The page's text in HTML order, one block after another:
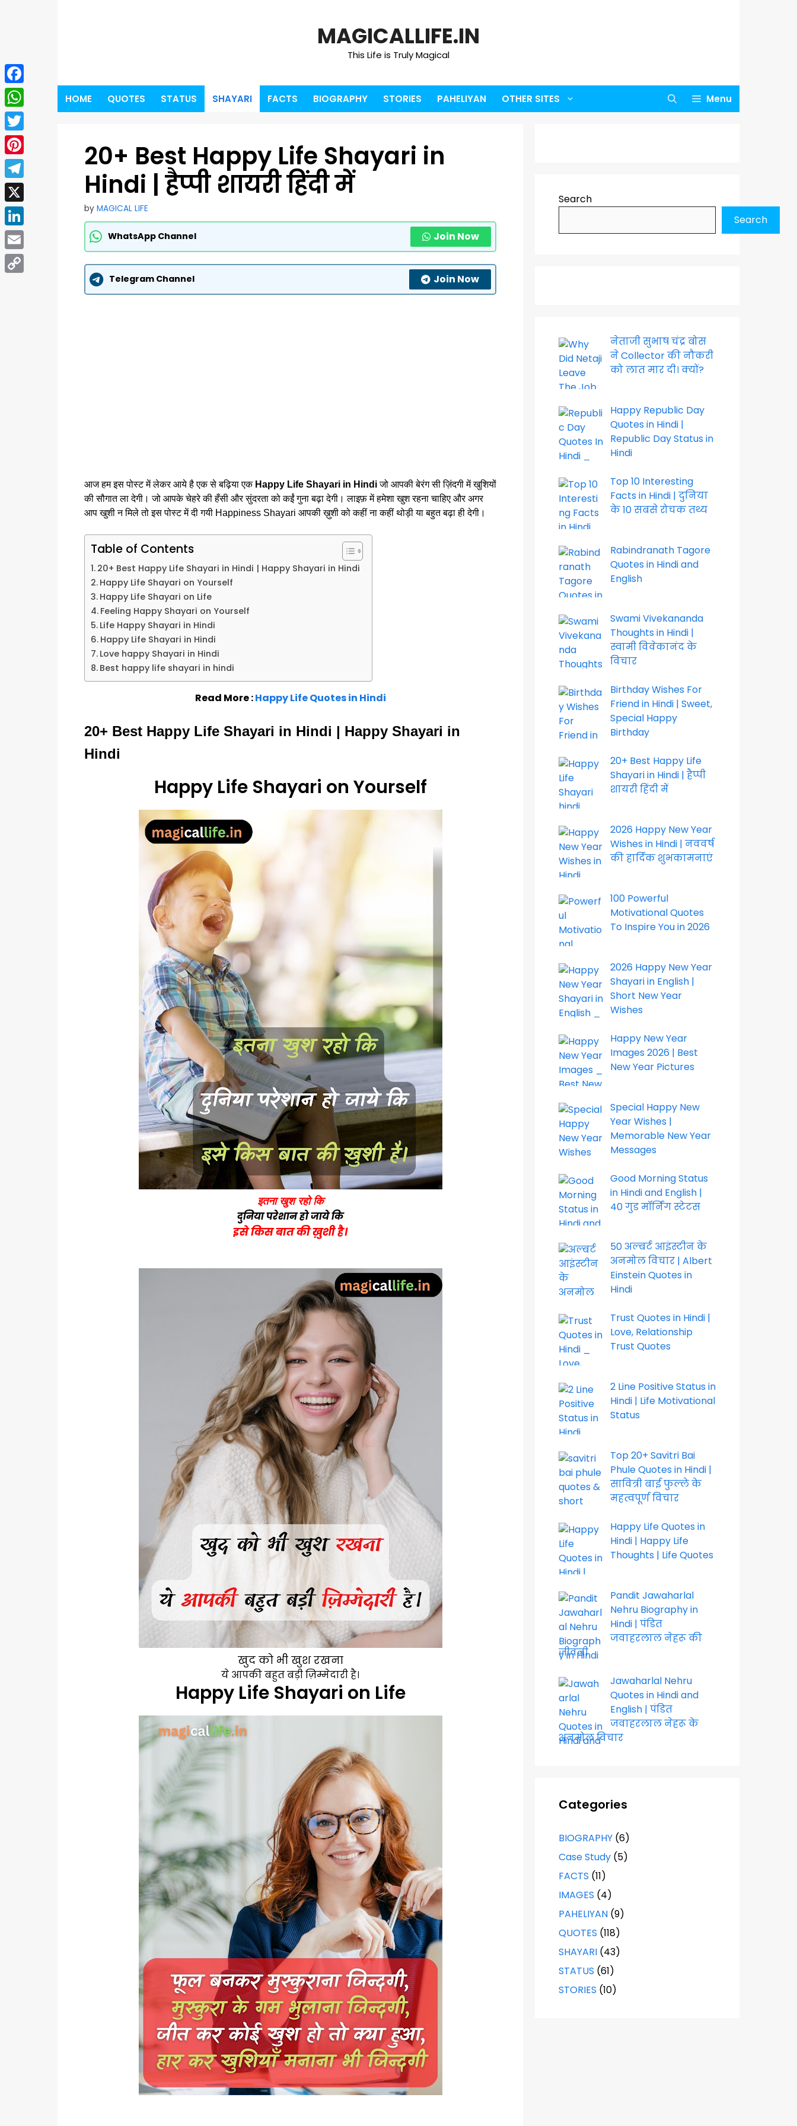
MAGICALLIFE.IN
This Life is Truly Magical
HOME QUOTES STATUS SHAYARI FACTS BIOGRAPHY STORIES PAHELIYAN OTHER SITES Menu
20+ Best Happy Life Shayari in
Hindi | हैप्पी शायरी हिंदी में
by MAGICAL LIFE
WhatsApp Channel Join Now
Telegram Channel Join Now
आज हम इस पोस्ट में लेकर आये है एक से बढ़िया एक Happy Life Shayari in Hindiजो आपकी बेरंग सी ज़िंदगी में खुशियों
की सौगात ला देगी।जो आपके चेहरे की हँसी और सुंदरता को कईं गुना बढ़ा देगी। लाइफ़ में हमेशा खुश रहना चाहिए और अगर
आप खुशी न मिले तो इस पोस्ट में दी गयी Happiness Shayari आपकी ख़ुशी को कहीं ना कहीं थोड़ी या बहुत बढ़ा ही देगी।
Table of Contents
20+ Best Happy Life Shayari in Hindi | Happy Shayari in Hindi
Happy Life Shayari on Yourself
Happy Life Shayari on Life
Feeling Happy Shayari on Yourself
Life Happy Shayari in Hindi
Happy Life Shayari in Hindi
Love happy Shayari in Hindi
Best happy life shayari in hindi
Read More :Happy Life Quotes in Hindi
20+ Best Happy Life Shayari in Hindi | Happy Shayari in
Hindi
Happy Life Shayari on Yourself
इतना खुश रहो कि
दुनिया परेशान हो जाये कि
इसे किस बात की ख़ुशी है।
खुद को भी खुश रखना
ये आपकी बहुत बड़ी ज़िम्मेदारी है।
Happy Life Shayari on Life
Search
Search
नेताजी सुभाष चंद्र बोस
ने Collector की नौकरी
को लात मार दी। क्यों?
Happy Republic Day
Quotes in Hindi |
Republic Day Status in
Hindi
Top 10 Interesting
Facts in Hindi | दुनिया
के 10 सबसे रोचक तथ्य
Rabindranath Tagore
Quotes in Hindi and
English
Swami Vivekananda
Thoughts in Hindi |
स्वामी विवेकानंद के
विचार
Birthday Wishes For
Friend in Hindi | Sweet,
Special Happy
Birthday
20+ Best Happy Life
Shayari in Hindi | हैप्पी
शायरी हिंदी में
2026 Happy New Year
Wishes in Hindi | नववर्ष
की हार्दिक शुभकामनाएं
100 Powerful
Motivational Quotes
To Inspire You in 2026
2026 Happy New Year
Shayari in English |
Short New Year
Wishes
Happy New Year
Images 2026 | Best
New Year Pictures
Special Happy New
Year Wishes |
Memorable New Year
Messages
Good Morning Status
in Hindi and English |
40 गुड मॉर्निंग स्टेटस
50 अल्बर्ट आइंस्टीन के
अनमोल विचार | Albert
Einstein Quotes in
Hindi
Trust Quotes in Hindi |
Love, Relationship
Trust Quotes
2 Line Positive Status in
Hindi | Life Motivational
Status
Top 20+ Savitri Bai
Phule Quotes in Hindi |
सावित्री बाई फुल्ले के
महत्वपूर्ण विचार
Happy Life Quotes in
Hindi | Happy Life
Thoughts | Life Quotes
Pandit Jawaharlal
Nehru Biography in
Hindi | पंडित
जवाहरलाल नेहरू की
जीवनी
Jawaharlal Nehru
Quotes in Hindi and
English | पंडित
जवाहरलाल नेहरू के
अनमोल विचार
Categories
BIOGRAPHY (6)
Case Study (5)
FACTS (11)
IMAGES (4)
PAHELIYAN (9)
QUOTES (118)
SHAYARI (43)
STATUS (61)
STORIES (10)
Facebook
WhatsApp
Twitter
Pinterest
Telegram
X
LinkedIn
Email